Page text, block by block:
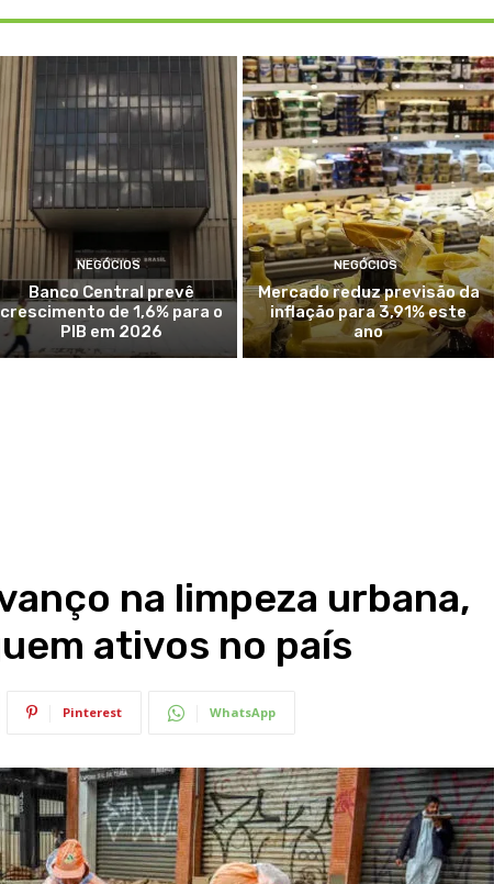
NEGÓCIOS
Banco Central prevê
crescimento de 1,6% para o
PIB em 2026
NEGÓCIOS
Mercado reduz previsão da
inflação para 3,91% este
ano